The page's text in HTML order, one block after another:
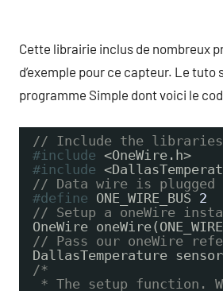
Cette librairie inclus de nombreux
d’exemple pour ce capteur. Le tuto
programme Simple dont voici le
// Include the libraries
#include <OneWire.h>
#include
// Data wire is
#define ONE_WIRE_BUS 2
// Setup a oneWire
OneWire
// Pass our oneWire
DallasTemperature
/*
* The setup function.